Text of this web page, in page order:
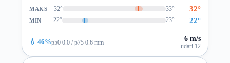
MAKS 32° 33° 32°
MIN 22° 23° 22°
💧 46%p50 0.0 / p75 0.6 mm 6 m/s
udari 12